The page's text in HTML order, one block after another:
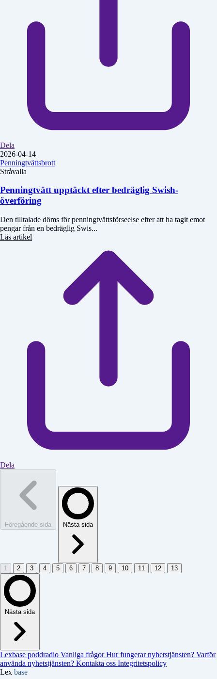
Dela
2026-04-14
Penningtvättsbrott
Stråvalla
Penningtvätt upptäckt efter bedräglig Swish-
överföring
Den tilltalade döms för penningtvättsförseelse efter att ha tagit emot
pengar från en bedräglig Swis...
Läs artikel
Dela
Föregående sida Nästa sida
1 2 3 4 5 6 7 8 9 10 11 12 13
Nästa sida
Lexbase poddradio Vanliga frågorHur fungerar nyhetstjänsten? Varför
använda nyhetstjänsten? Kontakta oss Integritetspolicy
Lex base